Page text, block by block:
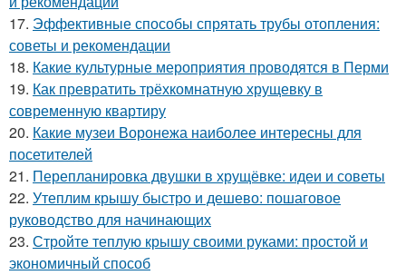
17. Эффективные способы спрятать трубы отопления:
советы и рекомендации
18. Какие культурные мероприятия проводятся в Перми
19. Как превратить трёхкомнатную хрущевку в
современную квартиру
20. Какие музеи Воронежа наиболее интересны для
посетителей
21. Перепланировка двушки в хрущёвке: идеи и советы
22. Утеплим крышу быстро и дешево: пошаговое
руководство для начинающих
23. Стройте теплую крышу своими руками: простой и
экономичный способ